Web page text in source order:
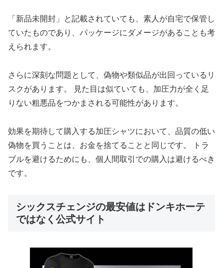
「新品未開封」と記載されていても、素人が自宅で保管し
ていたものであり、パッケージにダメージがあることも考
えられます。
さらに深刻な問題として、偽物や類似品が出回っているリ
スクがあります。 見た目は似ていても、加圧力が全く足
りない粗悪品をつかまされる可能性があります。
効果を期待して購入する加圧シャツにおいて、品質の低い
偽物を買うことは、お金を捨てることと同じです。 トラ
ブルを避けるためにも、個人間取引での購入は避けるべき
です。
シックスチェンジの最安値はドンキホーテ
ではなく公式サイト